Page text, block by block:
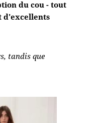
du cou - tout
d'excellents
tandis que